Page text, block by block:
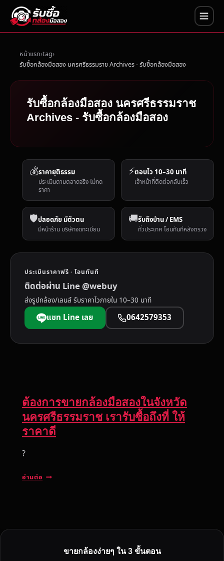
หน้าแรก tag
รับซื้อกล้องมือสอง นครศรีธรรมราช Archives - รับซื้อกล้องมือสอง
รับซื้อกล้องมือสอง นครศรีธรรมราช
Archives - รับซื้อกล้องมือสอง
💰ราคายุติธรรม
ประเมินตามตลาดจริง ไม่กด
ราคา
⚡ตอบไว 10–30 นาที
เจ้าหน้าที่ติดต่อกลับเร็ว
🛡️ปลอดภัย มีตัวตน
มีหน้าร้าน บริษัทจดทะเบียน
🚚รับถึงบ้าน / EMS
ทั่วประเทศ โอนทันทีหลังตรวจ
ประเมินราคาฟรี · โอนทันที
ติดต่อผ่าน Line @webuy
ส่งรูปกล้อง/เลนส์ รับราคาไวภายใน 10–30 นาที
แชท Line เลย 0642579353
ต้องการขายกล้องมือสองในจังหวัด
นครศรีธรรมราช เรารับซื้อถึงที่ ให้
ราคาดี
?
อ่านต่อ ต้
ร
ขายกล้องง่ายๆ ใน 3 ขั้นตอน